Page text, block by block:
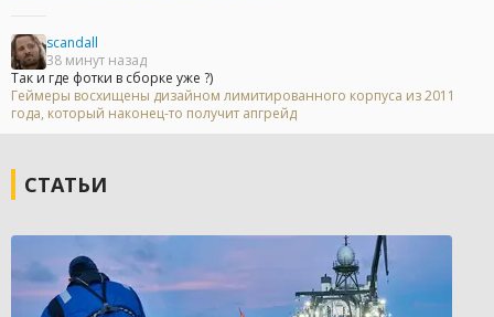
scandall
38 минут назад
Так и где фотки в сборке уже ?)
Геймеры восхищены дизайном лимитированного корпуса из 2011
года, который наконец-то получит апгрейд
СТАТЬИ